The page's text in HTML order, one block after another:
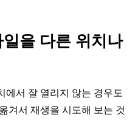
을 다른 위치나
에서 잘 열리지 않는 경우도
겨서 재생을 시도해 보는 것